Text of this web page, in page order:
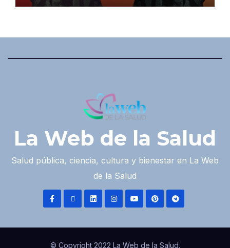
La Web de la Salud
Salud pública, ciencia, cultura y bienestar en La Web
de la Salud
© Copyright 2022 La Web de la Salud.